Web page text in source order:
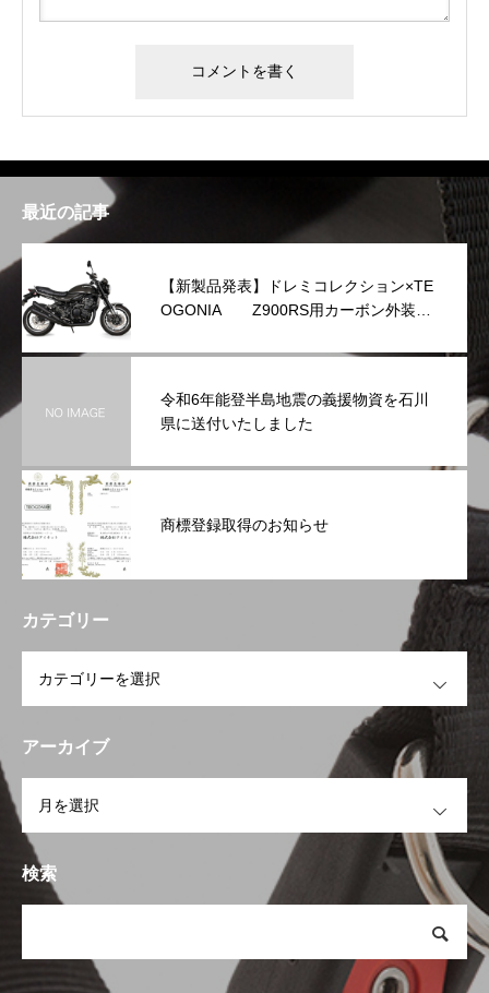
最近の記事
【新製品発表】ドレミコレクション×TE
OGONIA Z900RS用カーボン外装シ
令和6年能登半島地震の義援物資を石川
県に送付いたしました
商標登録取得のお知らせ
カテゴリー
アーカイブ
検索